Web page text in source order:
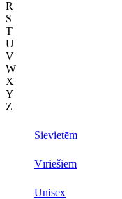
R
S
T
U
V
W
X
Y
Z
Sievietēm
Vīriešiem
Unisex